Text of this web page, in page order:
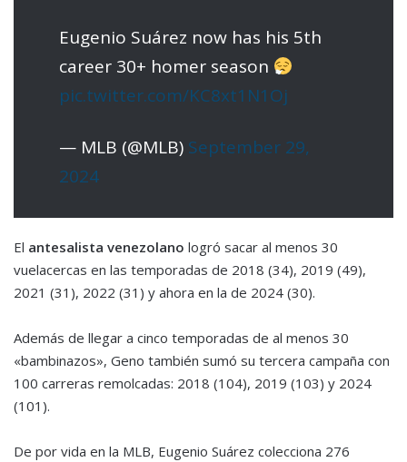
Eugenio Suárez now has his 5th
career 30+ homer season
pic.twitter.com/KC8xt1N1Oj
— MLB (@MLB) September 29,
2024
El antesalista venezolano logró sacar al menos 30
vuelacercas en las temporadas de 2018 (34), 2019 (49),
2021 (31), 2022 (31) y ahora en la de 2024 (30).
Además de llegar a cinco temporadas de al menos 30
«bambinazos», Geno también sumó su tercera campaña con
100 carreras remolcadas: 2018 (104), 2019 (103) y 2024
(101).
De por vida en la MLB, Eugenio Suárez colecciona 276